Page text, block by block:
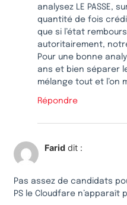
analysez LE PASSE,
quantité de fois
que si l’état
autoritairement,
Pour une bonne
ans et bien séparer
mélange tout et l’on
Répondre
Farid dit :
Pas assez de candidats
PS le Cloudfare n’apparaît